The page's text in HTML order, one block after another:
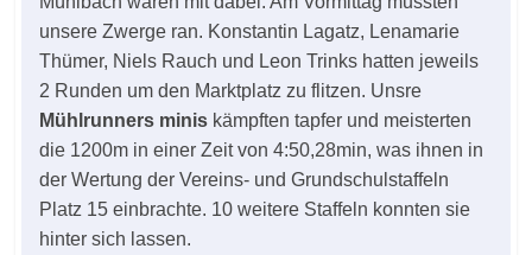
unsere Zwerge ran. Konstantin Lagatz, Lenamarie
Thümer, Niels Rauch und Leon Trinks hatten jeweils
2 Runden um den Marktplatz zu flitzen. Unsre
Mühlrunners minis kämpften tapfer und meisterten
die 1200m in einer Zeit von 4:50,28min, was ihnen in
der Wertung der Vereins- und Grundschulstaffeln
Platz 15 einbrachte. 10 weitere Staffeln konnten sie
hinter sich lassen.